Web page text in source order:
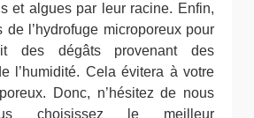
et algues par leur racine. Enfin,
de l’hydrofuge microporeux pour
des dégâts provenant des
l’humidité. Cela évitera à votre
Donc, n’hésitez de nous
choisissez le meilleur